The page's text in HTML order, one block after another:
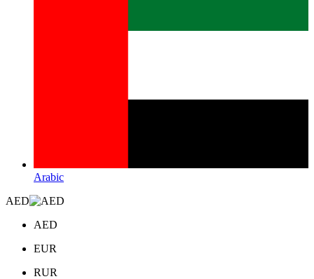
Arabic
AED
AED
EUR
RUR